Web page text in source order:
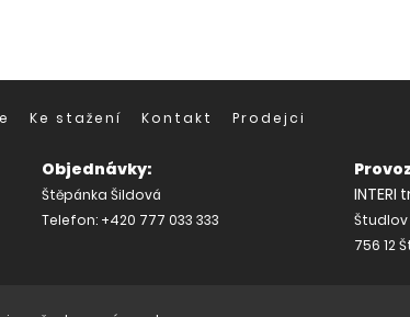
Ke stažení Kontakt Prodejci
Objednávky:
Štěpánka Šildová
Telefon: +420 777 033 333
INTERI
Študlov
756 12